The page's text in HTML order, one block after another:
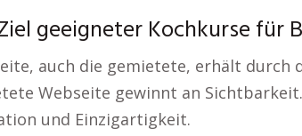
geeigneter Kochkurse für
auch die gemietete, erhält durch
Webseite gewinnt an
und Einzigartigkeit.